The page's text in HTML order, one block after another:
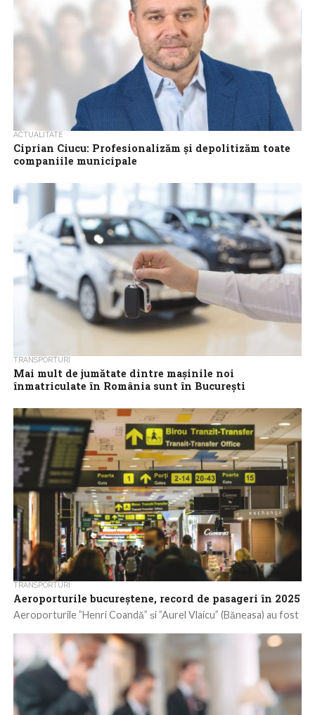
ACTUALITATE
Ciprian Ciucu: Profesionalizăm și depolitizăm toate
companiile municipale
depolitizează companiile municipale, urmând să scoată la
concurs, în mod transparent, toate pozițiile din consiliile de
administrație...
TRANSPORTURI
Mai mult de jumătate dintre mașinile noi
înmatriculate în România sunt în București
înmatriculate în București, dar în același timp aproape șapte din
zece autoturisme înregistrate pe...
TRANSPORTURI
Aeroporturile bucureștene, record de pasageri în 2025
Aeroporturile ”Henri Coandă” și ”Aurel Vlaicu” (Băneasa) au fost
creștere cu mai...